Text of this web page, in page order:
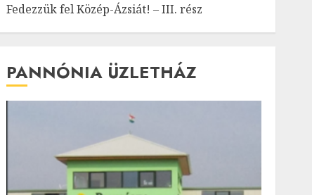
Fedezzük fel Közép-Ázsiát! – III. rész
PANNÓNIA ÜZLETHÁZ